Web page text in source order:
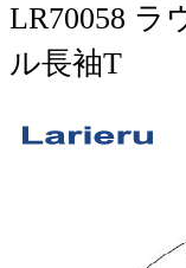
​​LR70058 ラ
ル長袖T